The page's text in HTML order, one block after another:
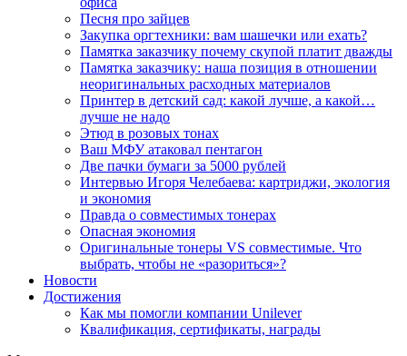
Песня про зайцев
Закупка оргтехники: вам шашечки или ехать?
Памятка заказчику почему скупой платит дважды
Памятка заказчику: наша позиция в отношении
неоригинальных расходных материалов
Принтер в детский сад: какой лучше, а какой…
лучше не надо
Этюд в розовых тонах
Ваш МФУ атаковал пентагон
Две пачки бумаги за 5000 рублей
Интервью Игоря Челебаева: картриджи, экология
и экономия
Правда о совместимых тонерах
Опасная экономия
Оригинальные тонеры VS совместимые. Что
выбрать, чтобы не «разориться»?
Новости
Достижения
Как мы помогли компании Unilever
Квалификация, сертификаты, награды